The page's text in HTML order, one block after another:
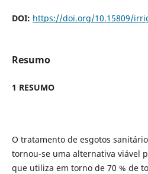
DOI: https://doi.org/10.15809/
Resumo
1 RESUMO
O tratamento de esgotos
tornou-se uma alternativa viável
que utiliza em torno de 70 % de